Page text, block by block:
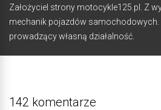
Założyciel strony motocykle125.pl. Z
mechanik pojazdów
prowadzący własną działalność.
142 komentarze